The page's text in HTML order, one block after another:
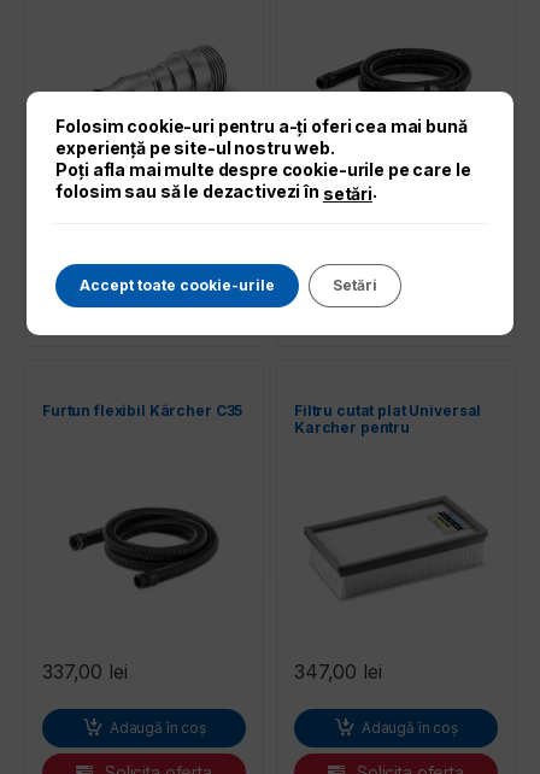
Adaugă în coș
Solicita oferta
277,00lei
Adaugă în coș
Solicita oferta
Furtun flexibil Kärcher C35
337,00 lei
Adaugă în coș
Filtru cutat plat Universal
Karcher pentru
347,00 lei
Adaugă în coș
Folosim cookie-uri pentru a-ți oferi cea mai bună
experiență pe site-ul nostru web.
Poți afla mai multe despre cookie-urile pe care le
folosim sau să le dezactivezi în setări.
Accept toate cookie-urile Setări